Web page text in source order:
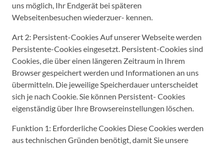
uns möglich, Ihr Endgerät bei späteren
Webseitenbesuchen wiederzuer- kennen.
Art 2: Persistent-Cookies Auf unserer Webseite werden
Persistente-Cookies eingesetzt. Persistent-Cookies sind
Cookies, die über einen längeren Zeitraum in Ihrem
Browser gespeichert werden und Informationen an uns
übermitteln. Die jeweilige Speicherdauer unterscheidet
sich je nach Cookie. Sie können Persistent- Cookies
eigenständig über Ihre Browsereinstellungen löschen.
Funktion 1: Erforderliche Cookies Diese Cookies werden
aus technischen Gründen benötigt, damit Sie unsere